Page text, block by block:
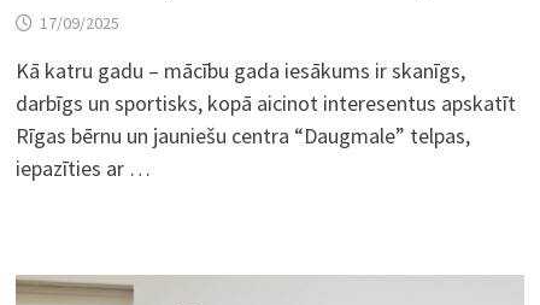
17/09/2025
Kā katru gadu – mācību gada iesākums ir skanīgs,
darbīgs un sportisks, kopā aicinot interesentus apskatīt
Rīgas bērnu un jauniešu centra “Daugmale” telpas,
iepazīties ar …